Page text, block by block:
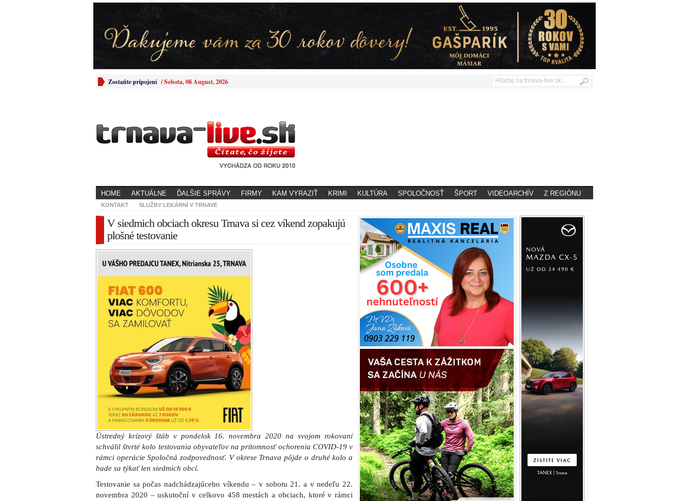
Zostaňte pripojení /Sobota, 08 August, 2026
HOME AKTUÁLNE ĎALŠIE SPRÁVY FIRMY KAM VYRAZIŤ KRIMI KULTÚRA SPOLOČNOSŤ ŠPORT VIDEOARCHÍV Z REGIÓNU
KONTAKT SLUŽBY LEKÁRNÍ V TRNAVE
V siedmich obciach okresu Trnava si cez víkend zopakujú
plošné testovanie
Ústredný krízový štáb v pondelok 16. novembra 2020 na svojom rokovaní
schválil štvrté kolo testovania obyvateľov na prítomnosť ochorenia COVID-19 v
rámci operácie Spoločná zodpovednosť. V okrese Trnava pôjde o druhé kolo a
bude sa týkať len siedmich obcí.
Testovanie sa počas nadchádzajúceho víkendu – v sobotu 21. a v nedeľu 22.
novembra 2020 – uskutoční v celkovo 458 mestách a obciach, ktoré v rámci